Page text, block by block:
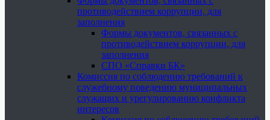
противодействием коррупции, для
заполнения
Формы документов, связанных с
противодействием коррупции, для
заполнения
СПО «Справки БК»
Комиссия по соблюдению требований к
служебному поведению муниципальных
служащих и урегулированию конфликта
интересов